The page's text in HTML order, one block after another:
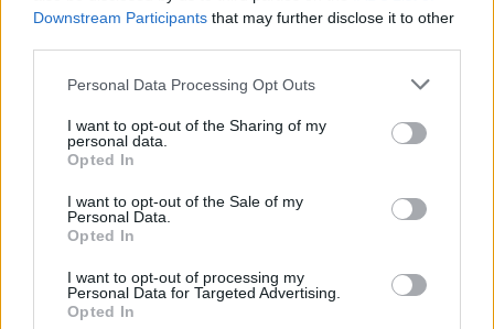
Downstream Participants that may further disclose it to other
Please note that this website/app uses one or more Google
not limited to your visit or usage behaviour. You may click to
grant or deny consent to Google and its third-party tags to
use your data for below specified purposes in below Google
consent section.
Personal Data Processing Opt Outs
I want to opt-out of the Sharing of my
personal data.
Opted In
I want to opt-out of the Sale of my
Personal Data.
Opted In
I want to opt-out of processing my
Personal Data for Targeted Advertising.
Opted In